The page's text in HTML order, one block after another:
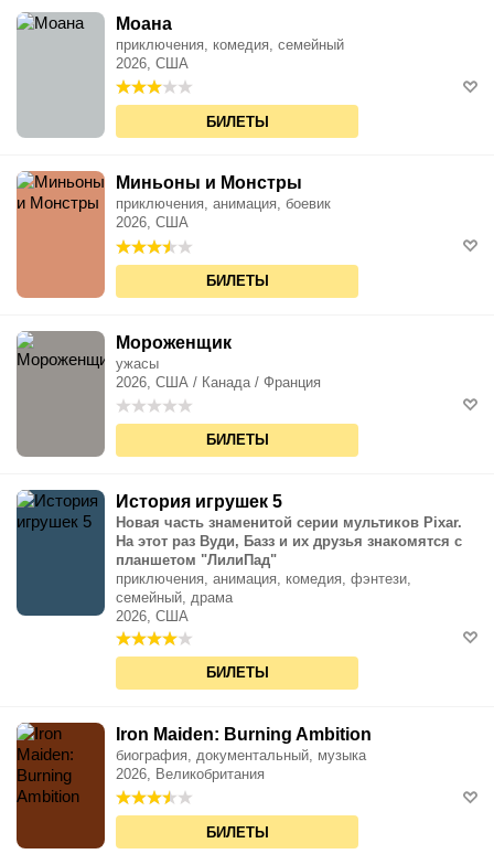
Моана
приключения, комедия, семейный
2026, США
БИЛЕТЫ
Миньоны и Монстры
приключения, анимация, боевик
2026, США
БИЛЕТЫ
Мороженщик
ужасы
2026, США / Канада / Франция
БИЛЕТЫ
История игрушек 5
Новая часть знаменитой серии мультиков Pixar.
На этот раз Вуди, Базз и их друзья знакомятся с
планшетом "ЛилиПад"
приключения, анимация, комедия, фэнтези,
семейный, драма
2026, США
БИЛЕТЫ
Iron Maiden: Burning Ambition
биография, документальный, музыка
2026, Великобритания
БИЛЕТЫ